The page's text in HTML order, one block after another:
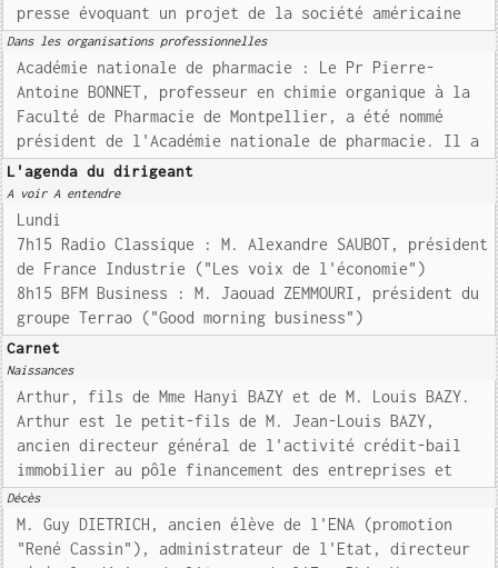
presse évoquant un projet de la société américaine
Dans les organisations professionnelles
Académie nationale de pharmacie : Le Pr Pierre-
Antoine BONNET, professeur en chimie organique à la
Faculté de Pharmacie de Montpellier, a été nommé
président de l'Académie nationale de pharmacie. Il a
L'agenda du dirigeant
A voir A entendre
Lundi
7h15 Radio Classique : M. Alexandre SAUBOT, président
de France Industrie ("Les voix de l'économie")
8h15 BFM Business : M. Jaouad ZEMMOURI, président du
groupe Terrao ("Good morning business")
Carnet
Naissances
Arthur, fils de Mme Hanyi BAZY et de M. Louis BAZY.
Arthur est le petit-fils de M. Jean-Louis BAZY,
ancien directeur général de l'activité crédit-bail
immobilier au pôle financement des entreprises et
Décès
M. Guy DIETRICH, ancien élève de l'ENA (promotion
"René Cassin"), administrateur de l'Etat, directeur